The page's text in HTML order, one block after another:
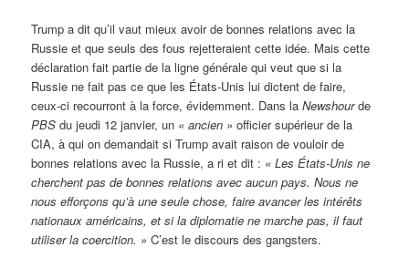
Trump a dit qu’il vaut mieux avoir de bonnes relations avec la
Russie et que seuls des fous rejetteraient cette idée. Mais cette
déclaration fait partie de la ligne générale qui veut que si la
Russie ne fait pas ce que les États-Unis lui dictent de faire,
ceux-ci recourront à la force, évidemment. Dans laNewshourde
PBS du jeudi 12 janvier, un « ancien » officier supérieur de la
CIA, à qui on demandait si Trump avait raison de vouloir de
bonnes relations avec la Russie, a ri et dit : « Les États-Unis ne
cherchent pas de bonnes relations avec aucun pays. Nous ne
nous efforçons qu’à une seule chose, faire avancer les intérêts
nationaux américains, et si la diplomatie ne marche pas, il faut
utiliser la coercition. » C’est le discours des gangsters.